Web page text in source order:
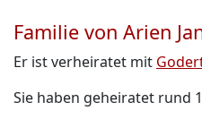
Familie von Arien
Er ist verheiratet mit
Sie haben geheiratet rund